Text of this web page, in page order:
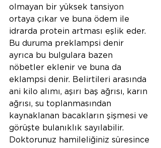
olmayan bir yüksek tansiyon
ortaya çıkar ve buna ödem ile
idrarda protein artması eşlik eder.
Bu duruma preklampsi denir
ayrıca bu bulgulara bazen
nöbetler eklenir ve buna da
eklampsi denir. Belirtileri arasında
ani kilo alımı, aşırı baş ağrısı, karın
ağrısı, su toplanmasından
kaynaklanan bacakların şişmesi ve
görüşte bulanıklık sayılabilir.
Doktorunuz hamileliğiniz süresince